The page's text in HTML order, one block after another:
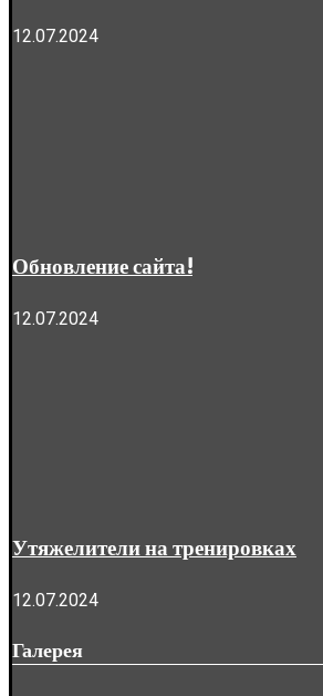
12.07.2024
Обновление сайта!
12.07.2024
Утяжелители на тренировках
12.07.2024
Галерея